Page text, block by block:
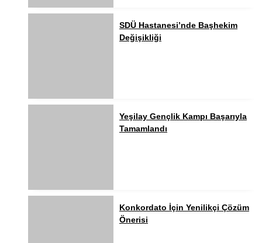
SDÜ Hastanesi’nde Başhekim
Değişikliği
Yeşilay Gençlik Kampı Başarıyla
Tamamlandı
Konkordato İçin Yenilikçi Çözüm
Önerisi